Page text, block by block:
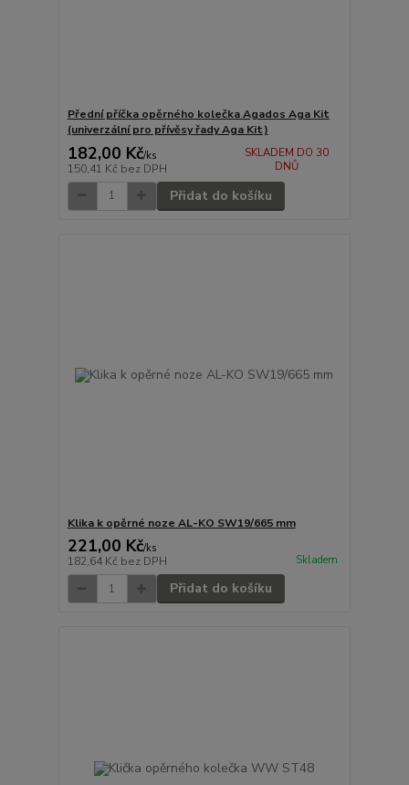
Přední příčka opěrného kolečka Agados Aga Kit
(univerzální pro přívěsy řady Aga Kit)
182,00 Kč/ks
150,41 Kč bez DPH
SKLADEM DO 30
DNŮ
Přidat do košíku
Klika k opěrné noze AL-KO SW19/665 mm
221,00 Kč/ks
182,64 Kč bez DPH Skladem
Přidat do košíku